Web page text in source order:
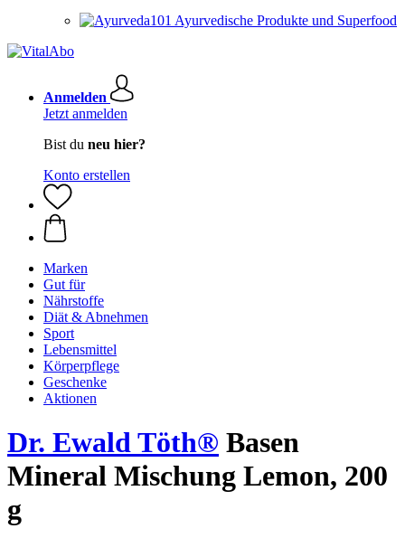
Ayurvedische Produkte und Superfood
Anmelden
Jetzt anmelden
Bist du neu hier?
Konto erstellen
Marken
Gut für
Nährstoffe
Diät & Abnehmen
Sport
Lebensmittel
Körperpflege
Geschenke
Aktionen
Dr. Ewald Töth® Basen
Mineral Mischung Lemon, 200
g